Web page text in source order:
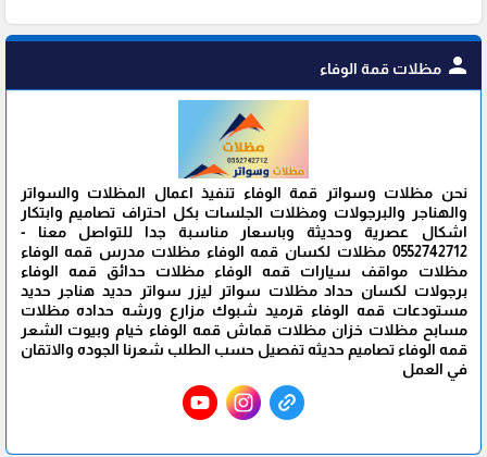
person مظلات قمة الوفاء
نحن مظلات وسواتر قمة الوفاء تنفيذ اعمال المظلات والسواتر
والهناجر والبرجولات ومظلات الجلسات بكل احتراف تصاميم وابتكار
اشكال عصرية وحديثة وباسعار مناسبة جدا للتواصل معنا -
0552742712 مظلات لكسان قمه الوفاء مظلات مدرس قمه الوفاء
مظلات مواقف سيارات قمه الوفاء مظلات حدائق قمه الوفاء
برجولات لكسان حداد مظلات سواتر ليزر سواتر حديد هناجر حديد
مستودعات قمه الوفاء قرميد شبوك مزارع ورشه حداده مظلات
مسابح مظلات خزان مظلات قماش قمه الوفاء خيام وبيوت الشعر
قمه الوفاء تصاميم حديثه تفصيل حسب الطلب شعرنا الجوده والاتقان
في العمل